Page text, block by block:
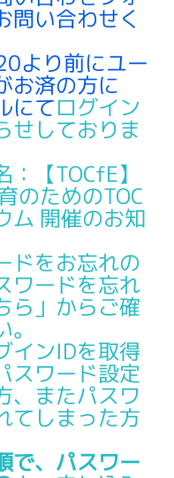
問い合わせく
より前にユー
お済の方に
にてログイン
せしておりま
：【TOCfE】
のためのTOC
ム 開催のお知
ドをお忘れの
ワードを忘れ
ら」からご確
インIDを取得
スワード設定
、またパスワ
てしまった方
で、パスワー